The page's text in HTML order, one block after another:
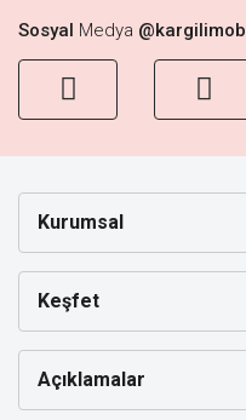
Sosyal Medya
Kurumsal
Keşfet
Açıklamalar